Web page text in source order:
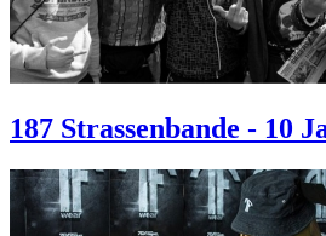
187 Strassenbande - 10